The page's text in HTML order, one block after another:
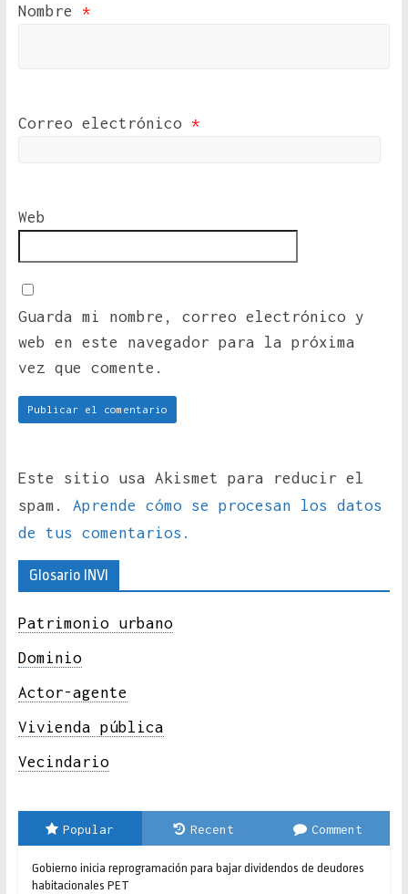
Nombre *
Correo electrónico *
Web
Guarda mi nombre, correo electrónico y
web en este navegador para la próxima
vez que comente.
Este sitio usa Akismet para reducir el
spam. Aprende cómo se procesan los datos
de tus comentarios.
Glosario INVI
Patrimonio urbano
Dominio
Actor-agente
Vivienda pública
Vecindario
Popular Recent Comment
Gobierno inicia reprogramación para bajar dividendos de deudores
habitacionales PET